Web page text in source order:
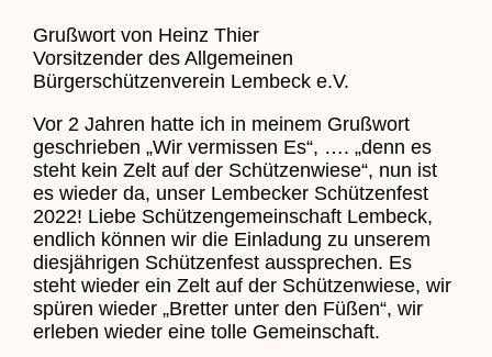
Grußwort von Heinz Thier
Vorsitzender des Allgemeinen
Bürgerschützenverein Lembeck e.V.
Vor 2 Jahren hatte ich in meinem Grußwort
geschrieben „Wir vermissen Es“, …. „denn es
steht kein Zelt auf der Schützenwiese“, nun ist
es wieder da, unser Lembecker Schützenfest
2022! Liebe Schützengemeinschaft Lembeck,
endlich können wir die Einladung zu unserem
diesjährigen Schützenfest aussprechen. Es
steht wieder ein Zelt auf der Schützenwiese, wir
spüren wieder „Bretter unter den Füßen“, wir
erleben wieder eine tolle Gemeinschaft.